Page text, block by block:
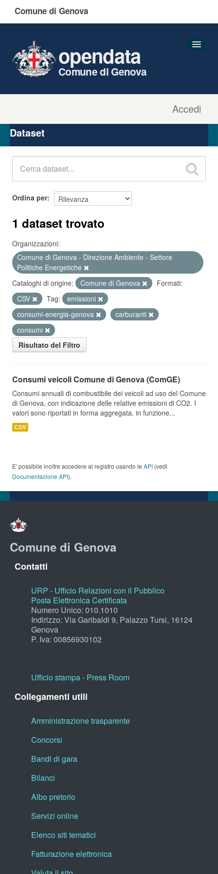
Comune di Genova
Accedi
opendata
Comune di Genova
Organizzazioni
Gruppi
Dataset
Ordina per
1 dataset trovato
Organizzazioni:
Comune di Genova - Direzione Ambiente - Settore
Politiche Energetiche
Cataloghi di origine:
Comune di Genova
Formati:
CSV
Tag:
emissioni
consumi-energia-genova
carburanti
consumi
Risultato del Filtro
Consumi veicoli Comune di Genova (ComGE)
Consumi annuali di combustibile dei veicoli ad uso del Comune
di Genova, con indicazione delle relative emissioni di CO2. I
valori sono riportati in forma aggregata, in funzione...
CSV
E' possibile inoltre accedere al registro usando le API (vedi
Documentazione API).
Comune di Genova
Contatti
URP - Ufficio Relazioni con il Pubblico
Posta Elettronica Certificata
Numero Unico: 010.1010
Indirizzo: Via Garibaldi 9, Palazzo Tursi, 16124
Genova
P. Iva: 00856930102
Ufficio stampa - Press Room
Collegamenti utili
Amministrazione trasparente
Concorsi
Bandi di gara
Bilanci
Albo pretorio
Servizi online
Elenco siti tematici
Fatturazione elettronica